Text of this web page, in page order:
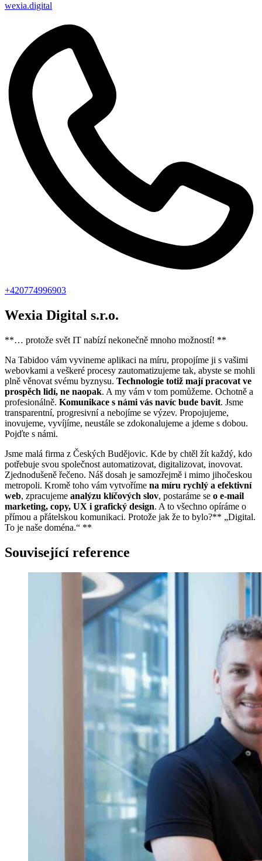
wexia.digital
+420774996903
Wexia Digital s.r.o.
**… protože svět IT nabízí nekonečně mnoho možností! **
Na Tabidoo vám vyvineme aplikaci na míru, propojíme ji s vašimi
webovkami a veškeré procesy zautomatizujeme tak, abyste se mohli
plně věnovat svému byznysu. Technologie totiž mají pracovat ve
prospěch lidí, ne naopak. A my vám v tom pomůžeme. Ochotně a
profesionálně. Komunikace s námi vás navíc bude bavit. Jsme
transparentní, progresivní a nebojíme se výzev. Propojujeme,
inovujeme, vyvíjíme, neustále se zdokonalujeme a jdeme s dobou.
Pojďte s námi.
Jsme malá firma z Českých Budějovic. Kde by chtěl žít každý, kdo
potřebuje svou společnost automatizovat, digitalizovat, inovovat.
Zjednodušeně řečeno. Náš dosah je samozřejmě i mimo jihočeskou
metropoli. Kromě toho vám vytvoříme na míru rychlý a efektivní
web, zpracujeme analýzu klíčových slov, postaráme se o e-mail
marketing, copy, UX i grafický design. A to všechno opíráme o
přímou a přátelskou komunikaci. Protože jak že to bylo?** „Digital.
To je naše doména.“ **
Související reference